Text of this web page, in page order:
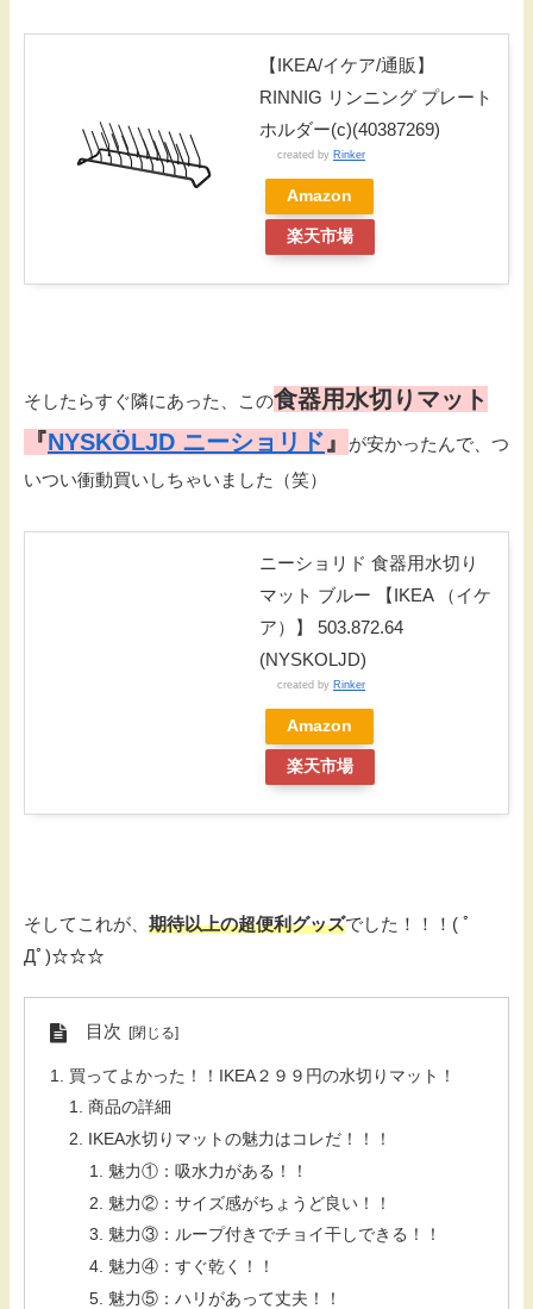
【IKEA/イケア/通販】
RINNIG リンニング プレート
ホルダー(c)(40387269)
created by Rinker
Amazon
楽天市場
そしたらすぐ隣にあった、この食器用水切りマット
『NYSKÖLJD ニーショリド』
が安かったんで、つ
いつい衝動買いしちゃいました（笑）
ニーショリド 食器用水切り
マット ブルー 【IKEA （イケ
ア）】 503.872.64
(NYSKOLJD)
created by Rinker
Amazon
楽天市場
そしてこれが、 期待以上の超便利グッズでした！！！( ﾟ
Дﾟ)☆☆☆
目次
買ってよかった！！IKEA２９９円の水切りマット！
商品の詳細
IKEA水切りマットの魅力はコレだ！！！
魅力①：吸水力がある！！
魅力②：サイズ感がちょうど良い！！
魅力③：ループ付きでチョイ干しできる！！
魅力④：すぐ乾く！！
魅力⑤：ハリがあって丈夫！！